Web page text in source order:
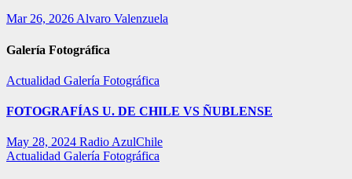
Mar 26, 2026 Alvaro Valenzuela
Galería Fotográfica
Actualidad Galería Fotográfica
FOTOGRAFÍAS U. DE CHILE VS ÑUBLENSE
May 28, 2024 Radio AzulChile
Actualidad Galería Fotográfica